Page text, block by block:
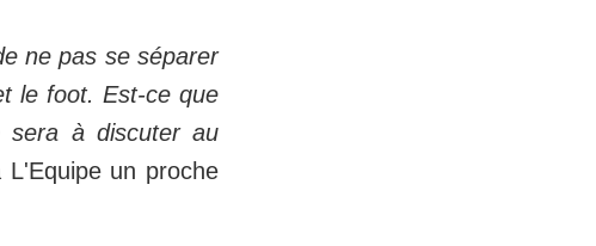
ne pas se séparer
le foot. Est-ce que
à discuter au
un proche